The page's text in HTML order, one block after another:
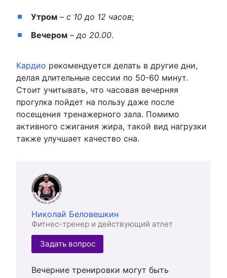
Утром– с 10 до 12 часов;
Вечером–до 20.00.
Кардио рекомендуется делать в другие дни,
делая длительные сессии по 50-60 минут.
Стоит учитывать, что часовая вечерняя
прогулка пойдет на пользу даже после
посещения тренажерного зала. Помимо
активного сжигания жира, такой вид нагрузки
также улучшает качество сна.
Николай Беловешкин
Фитнес-тренер и действующий атлет
Задать вопрос
Вечерние тренировки могут быть